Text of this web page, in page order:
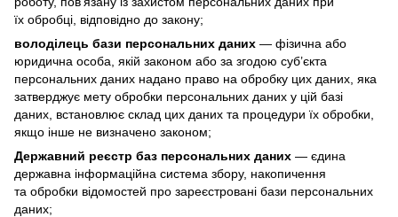
їх обробці, відповідно до закону;
володілець бази персональних даних — фізична або
юридична особа, якій законом або за згодою суб’єкта
персональних даних надано право на обробку цих даних, яка
затверджує мету обробки персональних даних у цій базі
даних, встановлює склад цих даних та процедури їх обробки,
якщо інше не визначено законом;
Державний реєстр баз персональних даних — єдина
державна інформаційна система збору, накопичення
та обробки відомостей про зареєстровані бази персональних
даних;